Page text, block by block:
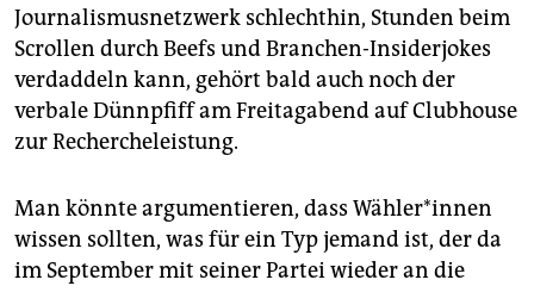
Journalismusnetzwerk schlechthin, Stunden beim
Scrollen durch Beefs und Branchen-Insiderjokes
verdaddeln kann, gehört bald auch noch der
verbale Dünnpfiff am Freitagabend auf Clubhouse
zur Rechercheleistung.
Man könnte argumentieren, dass Wäh­le­r*in­nen
wissen sollten, was für ein Typ jemand ist, der da
im September mit seiner Partei wieder an die